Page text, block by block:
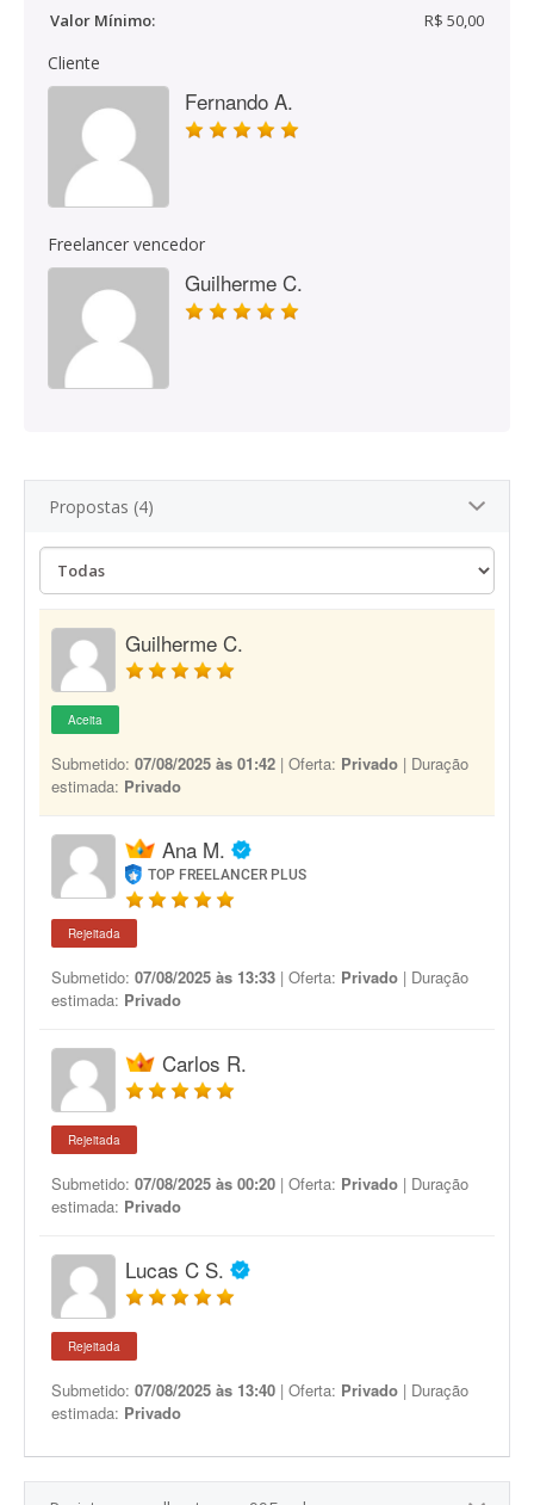
Valor Mínimo:
R$ 50,00
Cliente
Fernando A.
Freelancer vencedor
Guilherme C.
Propostas (4)
Guilherme C.
Aceita
Submetido: 07/08/2025 às 01:42 | Oferta: Privado | Duração
estimada: Privado
Ana M.
TOP FREELANCER PLUS
Rejeitada
Submetido: 07/08/2025 às 13:33 | Oferta: Privado | Duração
estimada: Privado
Carlos R.
Rejeitada
Submetido: 07/08/2025 às 00:20 | Oferta: Privado | Duração
estimada: Privado
Lucas C S.
Rejeitada
Submetido: 07/08/2025 às 13:40 | Oferta: Privado | Duração
estimada: Privado